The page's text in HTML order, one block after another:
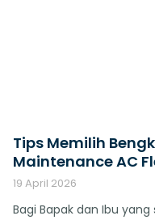
Tips Memilih
Maintenance AC
19 April 2026
Bagi Bapak dan Ibu